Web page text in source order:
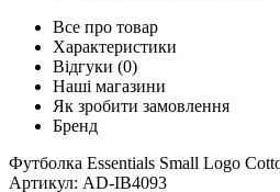
Все про товар
Характеристики
Відгуки (0)
Наші магазини
Як зробити замовлення
Бренд
Футболка Essentials Small Logo
Артикул: AD-IB4093